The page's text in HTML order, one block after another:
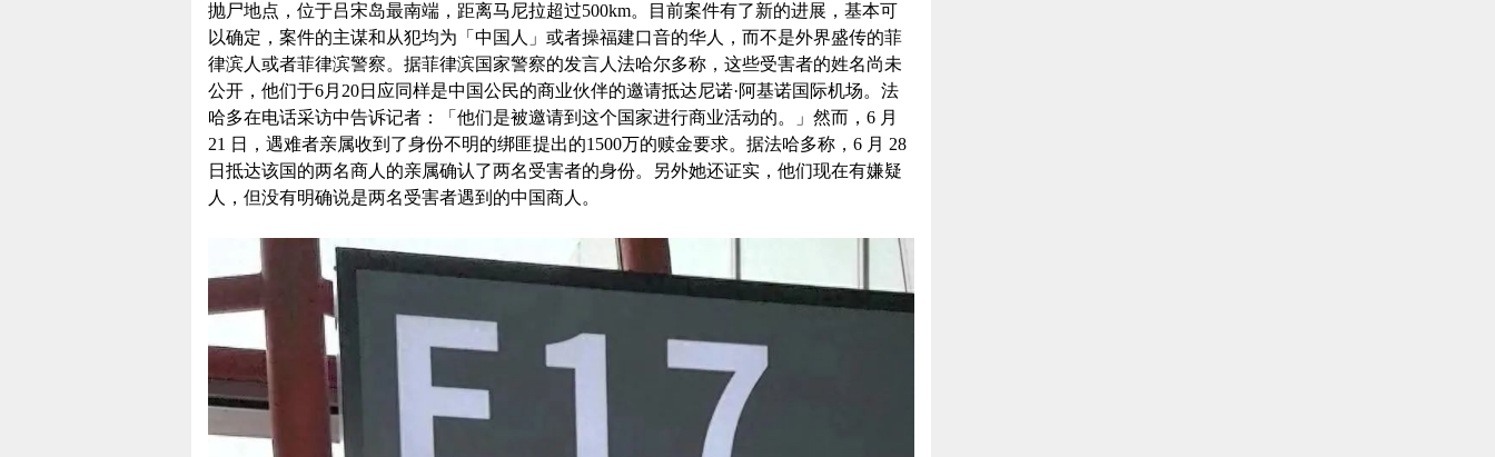
抛尸地点，位于吕宋岛最南端，距离马尼拉超过500km。目前案件有了新的进展，基本可
以确定，案件的主谋和从犯均为「中国人」或者操福建口音的华人，而不是外界盛传的菲
律滨人或者菲律滨警察。据菲律滨国家警察的发言人法哈尔多称，这些受害者的姓名尚未
公开，他们于6月20日应同样是中国公民的商业伙伴的邀请抵达尼诺·阿基诺国际机场。法
哈多在电话采访中告诉记者：「他们是被邀请到这个国家进行商业活动的。」然而，6 月
21 日，遇难者亲属收到了身份不明的绑匪提出的1500万的赎金要求。据法哈多称，6 月 28
日抵达该国的两名商人的亲属确认了两名受害者的身份。另外她还证实，他们现在有嫌疑
人，但没有明确说是两名受害者遇到的中国商人。